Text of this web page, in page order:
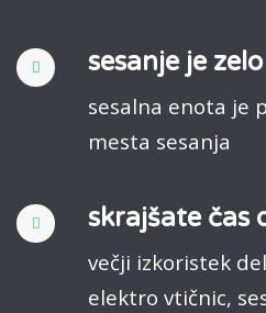
sesanje je
sesalna enota je
mesta sesanja
skrajšate čas
večji izkoristek
elektro vtičnic,